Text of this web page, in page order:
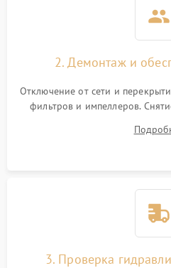
2. Демонтаж и
Отключение от сети и
фильтров и импеллеров.
циркуляционному насосу,
3. Проверка